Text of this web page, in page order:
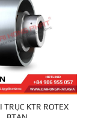
TRỤC KTR ROTEX